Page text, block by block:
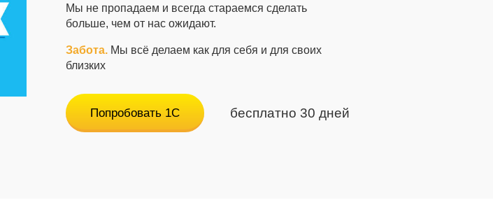
Мы не пропадаем и всегда стараемся сделать
больше, чем от нас ожидают.
Забота.Мы всё делаем как для себя и для своих
близких
Попробовать 1С бесплатно 30 дней